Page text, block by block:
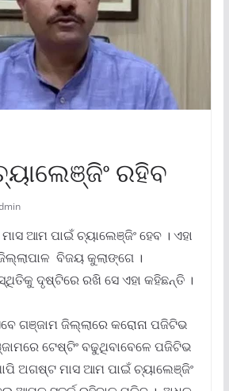
ରହିବ
ଆମ ପାଇଁ ଚ୍ୟାଲେଞ୍ଜିଂ ହେବ । ଏହା
ବିଜୟ କୁଲାଙ୍ଗେ ।
ଦୃଷ୍ଟିରେ ରଖି ସେ ଏହା କହିଛନ୍ତି ।
ଗଞ୍ଜାମ ଜିଲ୍ଲାରେ କରୋନା ପଜିଟିଭ
ଟେଷ୍ଟିଂ ବଢୁଥିବାବେଳେ ପଜିଟିଭ
ଅଗଷ୍ଟ ମାସ ଆମ ପାଇଁ ଚ୍ୟାଲେଞ୍ଜିଂ